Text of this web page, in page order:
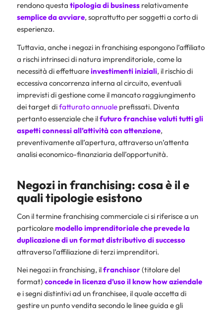
rendono questa tipologia di businessrelativamente
semplice da avviare, soprattutto per soggetti a corto di
esperienza.
Tuttavia, anche i negozi in franchising espongono l’affiliato
a rischi intrinseci di natura imprenditoriale, come la
necessità di effettuareinvestimenti iniziali, il rischio di
eccessiva concorrenza interna al circuito, eventuali
imprevisti di gestione come il mancato raggiungimento
dei target difatturato annualeprefissati. Diventa
pertanto essenziale che ilfuturo franchise valuti tutti gli
aspetti connessi all’attività con attenzione,
preventivamente all’apertura, attraverso un’attenta
analisi economico-finanziaria dell’opportunità.
Negozi in franchising: cosa è il e
quali tipologie esistono
Con il termine franchising commerciale ci si riferisce a un
particolaremodello imprenditoriale che prevede la
duplicazione di un format distributivo di successo
attraverso l’affiliazione di terzi imprenditori.
Nei negozi in franchising, ilfranchisor(titolare del
format) concede in licenza d’uso il know how aziendale
e i segni distintivi ad un franchisee, il quale accetta di
gestire un punto vendita secondo le linee guida e gli